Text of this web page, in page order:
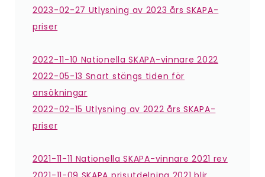
2023-02-27 Utlysning av 2023 års SKAPA-
priser
2022-11-10 Nationella SKAPA-vinnare 2022
2022-05-13 Snart stängs tiden för
ansökningar
2022-02-15 Utlysning av 2022 års SKAPA-
priser
2021-11-11 Nationella SKAPA-vinnare 2021 rev